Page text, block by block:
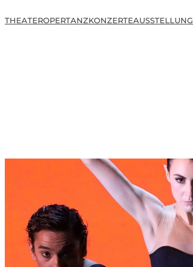
THEATEROPERTANZKONZERTEAUSSTELLUNG